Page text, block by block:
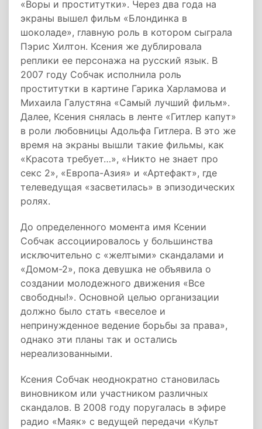
«Воры и проститутки». Через два года на
экраны вышел фильм «Блондинка в
шоколаде», главную роль в котором сыграла
Пэрис Хилтон. Ксения же дублировала
реплики ее персонажа на русский язык. В
2007 году Собчак исполнила роль
проститутки в картине Гарика Харламова и
Михаила Галустяна «Самый лучший фильм».
Далее, Ксения снялась в ленте «Гитлер капут»
в роли любовницы Адольфа Гитлера. В это же
время на экраны вышли такие фильмы, как
«Красота требует…», «Никто не знает про
секс 2», «Европа-Азия» и «Артефакт», где
телеведущая «засветилась» в эпизодических
ролях.
До определенного момента имя Ксении
Собчак ассоциировалось у большинства
исключительно с «желтыми» скандалами и
«Домом-2», пока девушка не объявила о
создании молодежного движения «Все
свободны!». Основной целью организации
должно было стать «веселое и
непринужденное ведение борьбы за права»,
однако эти планы так и остались
нереализованными.
Ксения Собчак неоднократно становилась
виновником или участником различных
скандалов. В 2008 году поругалась в эфире
радио «Маяк» с ведущей передачи «Культ